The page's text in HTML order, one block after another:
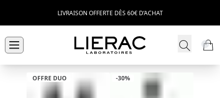
LIVRAISON OFFERTE DÈS 60€ D’ACHAT
OFFRE DUO -30%